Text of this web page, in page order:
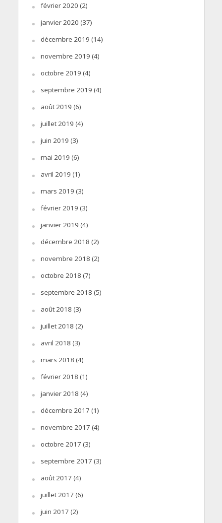
février 2020 (2)
janvier 2020 (37)
décembre 2019 (14)
novembre 2019 (4)
octobre 2019 (4)
septembre 2019 (4)
août 2019 (6)
juillet 2019 (4)
juin 2019 (3)
mai 2019 (6)
avril 2019 (1)
mars 2019 (3)
février 2019 (3)
janvier 2019 (4)
décembre 2018 (2)
novembre 2018 (2)
octobre 2018 (7)
septembre 2018 (5)
août 2018 (3)
juillet 2018 (2)
avril 2018 (3)
mars 2018 (4)
février 2018 (1)
janvier 2018 (4)
décembre 2017 (1)
novembre 2017 (4)
octobre 2017 (3)
septembre 2017 (3)
août 2017 (4)
juillet 2017 (6)
juin 2017 (2)